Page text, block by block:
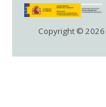
Copyright ©